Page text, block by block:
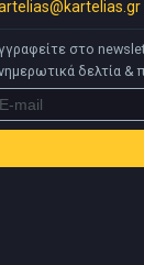
στο
δελτία &